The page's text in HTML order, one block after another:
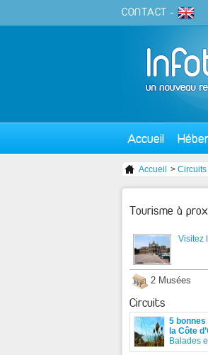
CONTACT -
Accueil
Accueil >
Tourisme à
Visitez
2 Musées
Circuits
5
la Côte
Balades